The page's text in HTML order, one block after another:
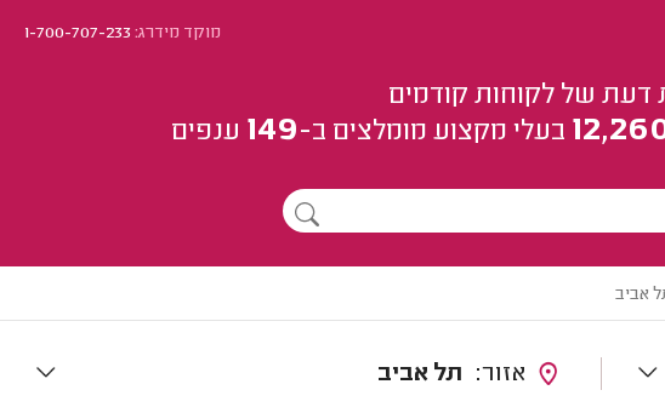
מוקד מידרג:1-700-707-233
דעת של לקוחות קודמים
בעלי מקצוע מומלצים ב-149 ענפים
אביב
תל אביב